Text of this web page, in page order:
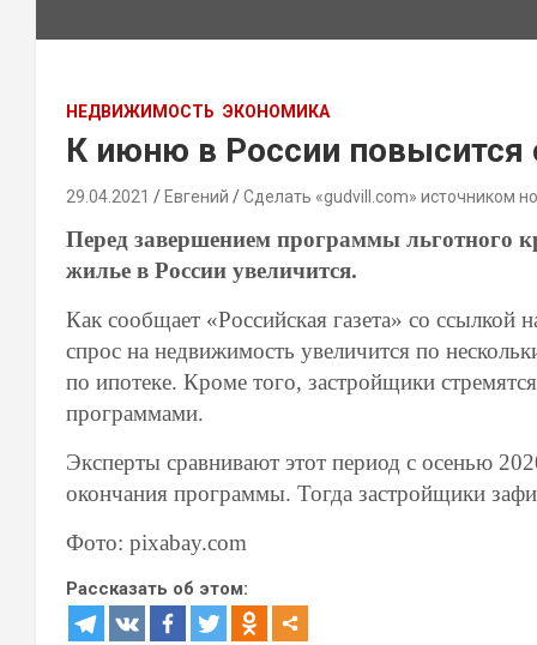
НЕДВИЖИМОСТЬ ЭКОНОМИКА
К июню в России повысится
29.04.2021 Евгений Сделать «gudvill.com» источником
Перед завершением программы льготного
жилье в России увеличится.
Как сообщает «Российская газета» со ссылкой
спрос на недвижимость увеличится по
по ипотеке. Кроме того, застройщики
программами.
Эксперты сравнивают этот период с осенью
окончания программы. Тогда застройщики
Фото: pixabay.com
Рассказать об этом: